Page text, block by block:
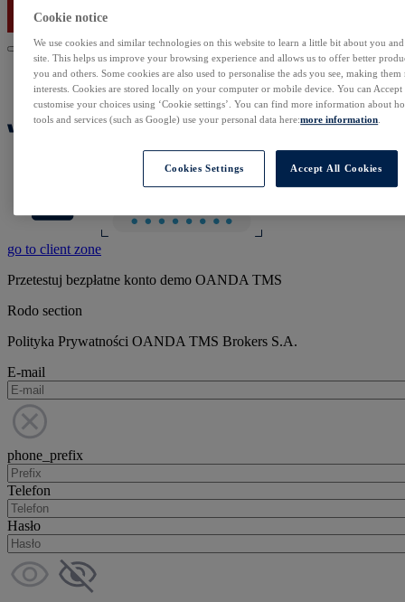
go to client zone
Przetestuj bezpłatne konto demo OANDA TMS
Rodo section
Polityka Prywatności OANDA TMS Brokers S.A.
E-mail
phone_prefix
Telefon
Hasło
Cookie notice
We use cookies and similar technologies on this website to learn a little bit about you
site. This helps us improve your browsing experience and allows us to offer better
you and others. Some cookies are also used to personalise the ads you see, making
interests. Cookies are stored locally on your computer or mobile device. You can
customise your choices using ‘Cookie settings’. You can find more information about
tools and services (such as Google) use your personal data here:more information
Cookies Settings Accept All Cookies